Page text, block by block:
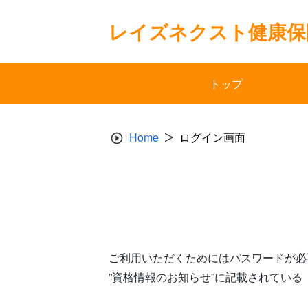
レイズネクスト健康
トップ
Home ログイン画面
ご利用いただくためにはパスワードが必
”資格情報のお知らせ”に記載されてい